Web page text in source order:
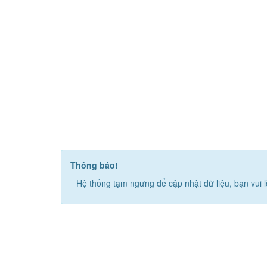
Thông báo!
Hệ thống tạm ngưng để cập nhật dữ liệu, bạn vui